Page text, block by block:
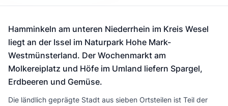
Hamminkeln am unteren Niederrhein im Kreis Wesel
liegt an der Issel im Naturpark Hohe Mark-
Westmünsterland. Der Wochenmarkt am
Molkereiplatz und Höfe im Umland liefern Spargel,
Erdbeeren und Gemüse.
Die ländlich geprägte Stadt aus sieben Ortsteilen ist Teil der